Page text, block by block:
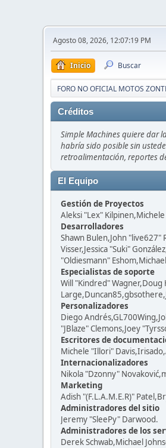
Agosto 08, 2026, 12:07:19 PM
Inicio Buscar
FORO NO OFICIAL MOTOS
Créditos
Simple Machines quiere dar
habría sido posible sin
retroalimentación, reportes
El Equipo
Gestión de Proyectos
Aleksi "Lex"
Desarrolladores
Shawn Bulen,John
Visser,Jessica "Suki"
"Oldiesmann"
Especialistas de soporte
Will "Kindred"
Personalizadores
Diego
"JBlaze" Clemons,Joey
Escritores de
Michele "Illori"
Internacionalizadores
Nikola "Dzonny"
Marketing
Adish "(F.L.A.M.E.R)"
Administradores del sitio
Jeremy "SleePy" Darwood.
Administradores de los
Derek Schwab,Michael